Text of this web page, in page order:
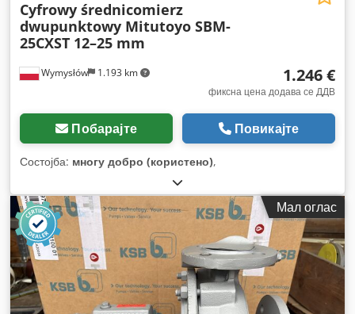
Wymysłów 1.193 km
Cyfrowy średnicomierz
dwupunktowy Mitutoyo SBM-
25CXST 12–25 mm
1.246 €
фиксна цена додава се ДДВ
Побарајте Повикајте
Состојба: многу добро (користено),
Мал оглас